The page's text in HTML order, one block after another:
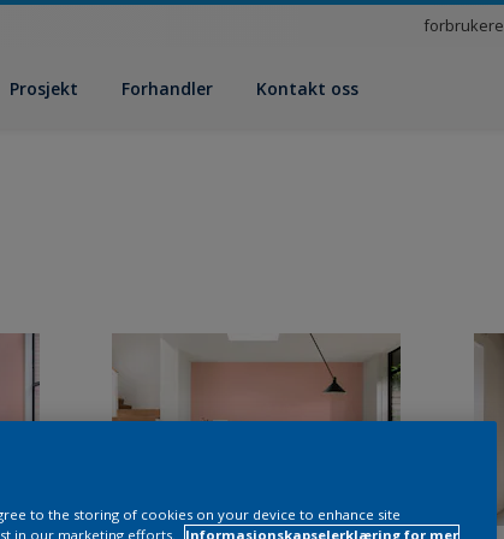
forbrukere
Prosjekt Forhandler Kontakt oss
to the storing of cookies on your device to enhance site
in our marketing efforts.
Informasjonskapselerklæring for mer